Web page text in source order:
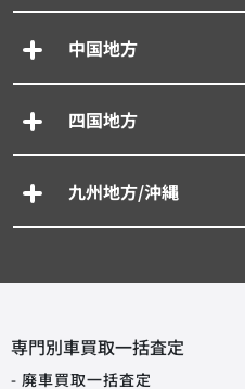
中国地方
四国地方
九州地方/沖縄
専門別車買取一括査定
- 廃車買取一括査定